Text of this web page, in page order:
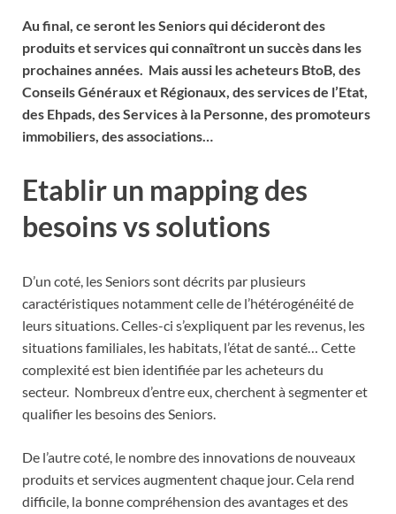
Au final, ce seront les Seniors qui décideront des
produits et services qui connaîtront un succès dans les
prochaines années. Mais aussi les acheteurs BtoB, des
Conseils Généraux et Régionaux, des services de l’Etat,
des Ehpads, des Services à la Personne, des promoteurs
immobiliers, des associations…
Etablir un mapping des
besoins vs solutions
D’un coté, les Seniors sont décrits par plusieurs
caractéristiques notamment celle de l’hétérogénéité de
leurs situations. Celles-ci s’expliquent par les revenus, les
situations familiales, les habitats, l’état de santé… Cette
complexité est bien identifiée par les acheteurs du
secteur. Nombreux d’entre eux, cherchent à segmenter et
qualifier les besoins des Seniors.
De l’autre coté, le nombre des innovations de nouveaux
produits et services augmentent chaque jour. Cela rend
difficile, la bonne compréhension des avantages et des